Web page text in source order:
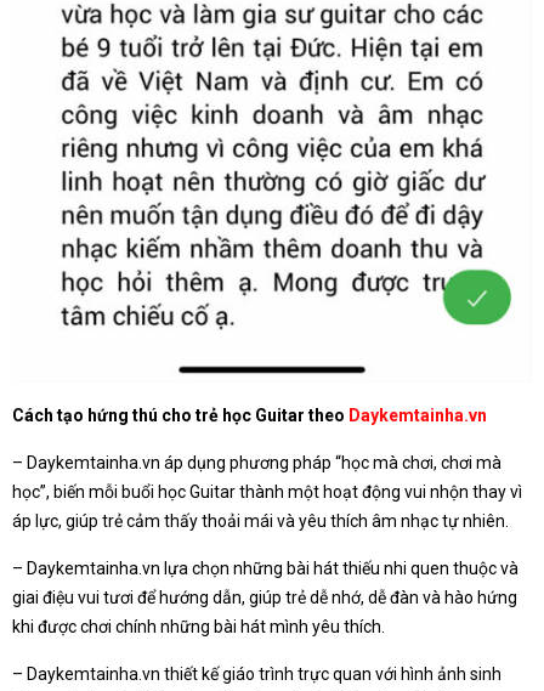
Cách tạo hứng thú cho trẻ học Guitar theo Daykemtainha.vn
– Daykemtainha.vn áp dụng phương pháp “học mà chơi, chơi mà
học”, biến mỗi buổi học Guitar thành một hoạt động vui nhộn thay vì
áp lực, giúp trẻ cảm thấy thoải mái và yêu thích âm nhạc tự nhiên.
– Daykemtainha.vn lựa chọn những bài hát thiếu nhi quen thuộc và
giai điệu vui tươi để hướng dẫn, giúp trẻ dễ nhớ, dễ đàn và hào hứng
khi được chơi chính những bài hát mình yêu thích.
– Daykemtainha.vn thiết kế giáo trình trực quan với hình ảnh sinh